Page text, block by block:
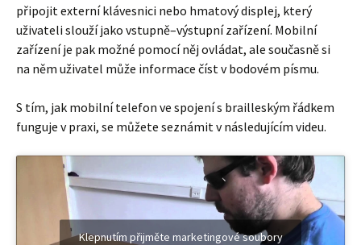
připojit externí klávesnici nebo hmatový displej, který
uživateli slouží jako vstupně–výstupní zařízení. Mobilní
zařízení je pak možné pomocí něj ovládat, ale současně si
na něm uživatel může informace číst v bodovém písmu.
S tím, jak mobilní telefon ve spojení s brailleským řádkem
funguje v praxi, se můžete seznámit v následujícím videu.
Klepnutím přijměte marketingové soubory